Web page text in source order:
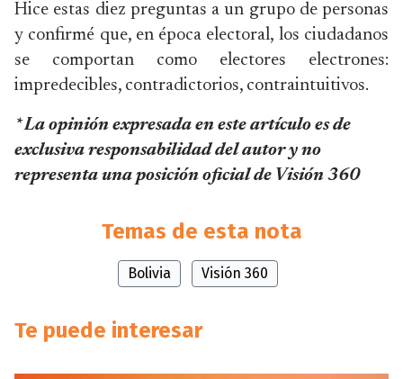
Hice estas diez preguntas a un grupo de personas
y confirmé que, en época electoral, los ciudadanos
se comportan como electores electrones:
impredecibles, contradictorios, contraintuitivos.
* La opinión expresada en este artículo es de
exclusiva responsabilidad del autor y no
representa una posición oficial de Visión 360
Temas de esta nota
Bolivia Visión 360
Te puede interesar